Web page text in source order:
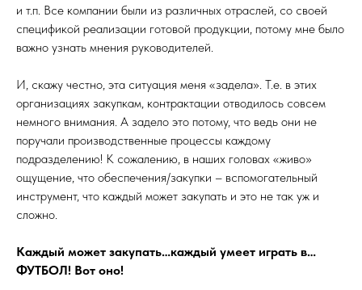
и т.п. Все компании были из различных отраслей, со своей
спецификой реализации готовой продукции, потому мне было
важно узнать мнения руководителей.
И, скажу честно, эта ситуация меня «задела». Т.е. в этих
организациях закупкам, контрактации отводилось совсем
немного внимания. А задело это потому, что ведь они не
поручали производственные процессы каждому
подразделению! К сожалению, в наших головах «живо»
ощущение, что обеспечения/закупки – вспомогательный
инструмент, что каждый может закупать и это не так уж и
сложно.
Каждый может закупать…каждый умеет играть в…
ФУТБОЛ! Вот оно!